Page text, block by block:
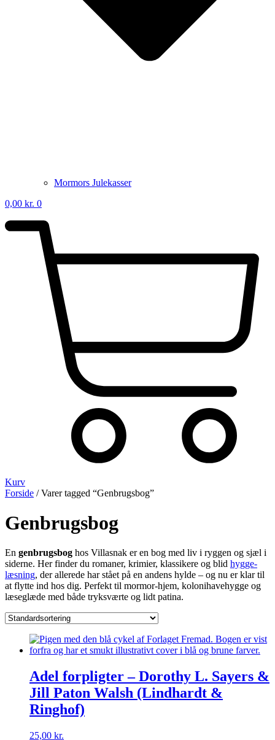
Mormors Julekasser
0,00 kr. 0
Kurv
Forside / Varer tagged “Genbrugsbog”
Genbrugsbog
En genbrugsbog hos Villasnak er en bog med liv i ryggen og sjæl i
siderne. Her finder du romaner, krimier, klassikere og blid hygge-
læsning, der allerede har stået på en andens hylde – og nu er klar til
at flytte ind hos dig. Perfekt til mormor-hjem, kolonihavehygge og
læseglæde med både tryksværte og lidt patina.
Adel forpligter – Dorothy L. Sayers &
Jill Paton Walsh (Lindhardt &
Ringhof)
25,00 kr.